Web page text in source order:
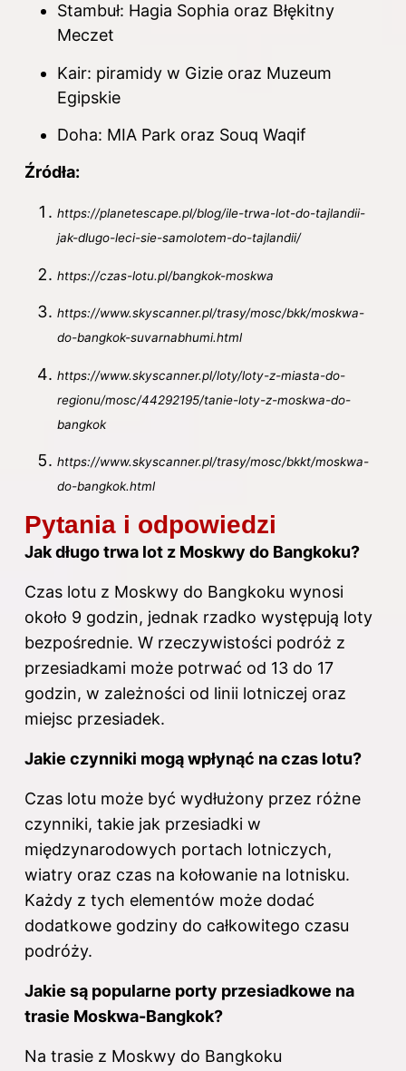
Stambuł: Hagia Sophia oraz Błękitny
Meczet
Kair: piramidy w Gizie oraz Muzeum
Egipskie
Doha: MIA Park oraz Souq Waqif
Źródła:
https://planetescape.pl/blog/ile-trwa-lot-do-tajlandii-
jak-dlugo-leci-sie-samolotem-do-tajlandii/
https://czas-lotu.pl/bangkok-moskwa
https://www.skyscanner.pl/trasy/mosc/bkk/moskwa-
do-bangkok-suvarnabhumi.html
https://www.skyscanner.pl/loty/loty-z-miasta-do-
regionu/mosc/44292195/tanie-loty-z-moskwa-do-
bangkok
https://www.skyscanner.pl/trasy/mosc/bkkt/moskwa-
do-bangkok.html
Pytania i odpowiedzi
Jak długo trwa lot z Moskwy do Bangkoku?
Czas lotu z Moskwy do Bangkoku wynosi
około 9 godzin, jednak rzadko występują loty
bezpośrednie. W rzeczywistości podróż z
przesiadkami może potrwać od 13 do 17
godzin, w zależności od linii lotniczej oraz
miejsc przesiadek.
Jakie czynniki mogą wpłynąć na czas lotu?
Czas lotu może być wydłużony przez różne
czynniki, takie jak przesiadki w
międzynarodowych portach lotniczych,
wiatry oraz czas na kołowanie na lotnisku.
Każdy z tych elementów może dodać
dodatkowe godziny do całkowitego czasu
podróży.
Jakie są popularne porty przesiadkowe na
trasie Moskwa-Bangkok?
Na trasie z Moskwy do Bangkoku